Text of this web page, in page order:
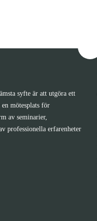
syfte är att utgöra ett
mötesplats för
av seminarier,
professionella erfarenheter